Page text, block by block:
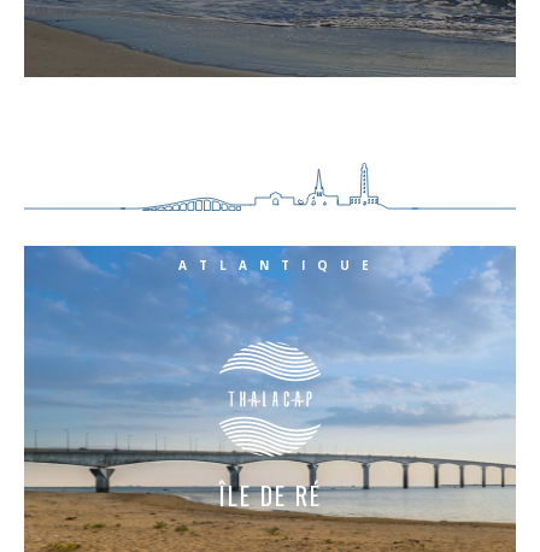
ÎLE DE RÉ
ATLANTIQUE